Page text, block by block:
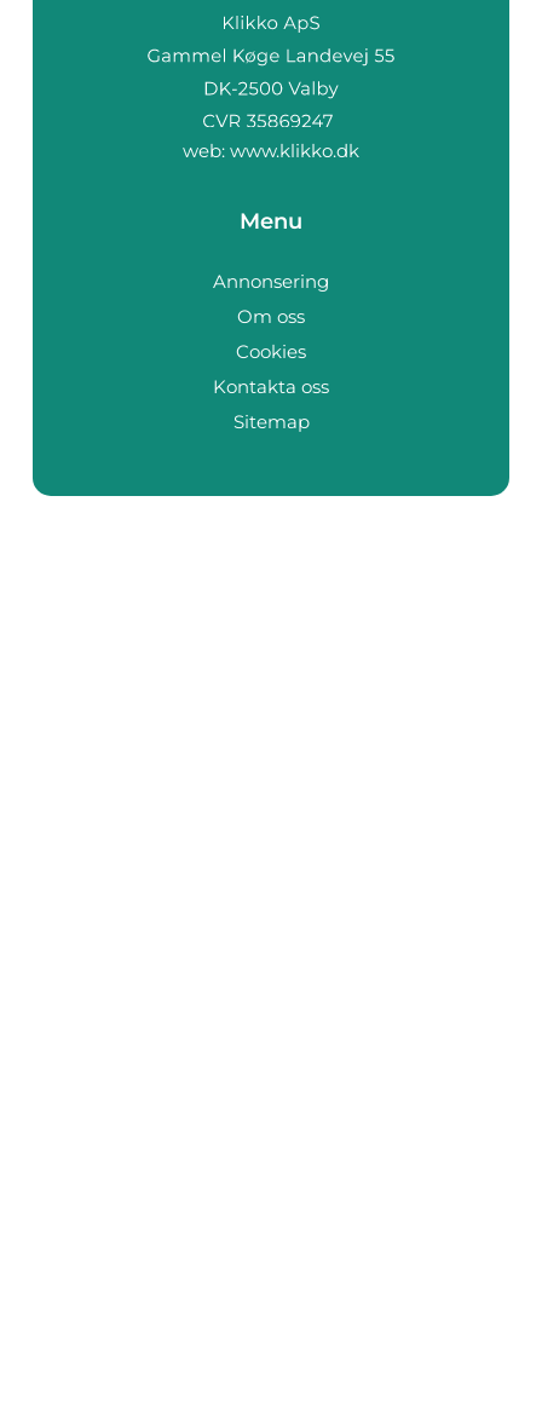
web: www.klikko.dk
Menu
Annonsering
Om oss
Cookies
Kontakta oss
Sitemap